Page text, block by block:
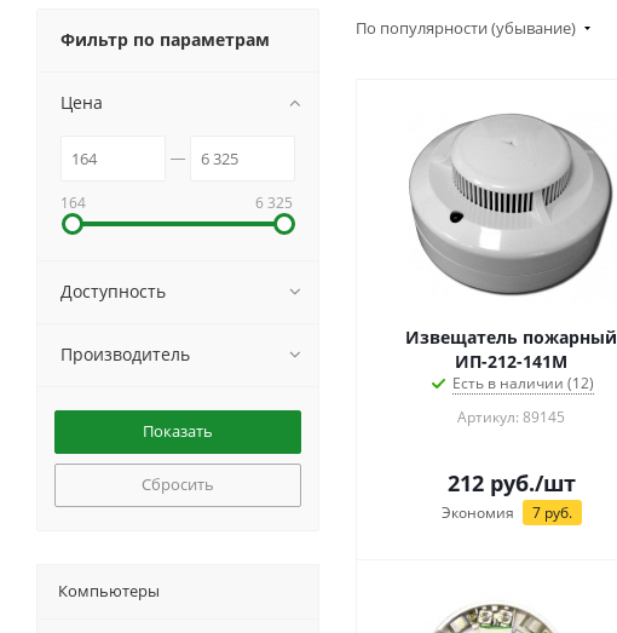
По популярности (убывание)
Извещатель пожарный
ИП-212-141М
Есть в наличии (12)
Артикул: 89145
212руб./шт
Экономия 7руб.
Фильтр по параметрам
Цена
164 6 325
Доступность
Производитель
Сбросить
Компьютеры